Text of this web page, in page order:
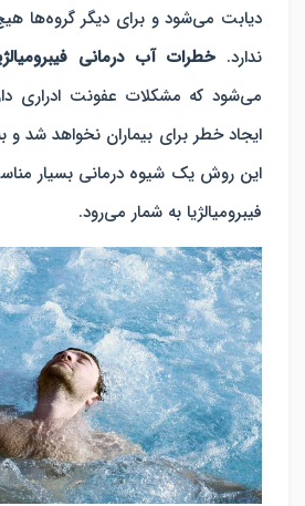
دیابت می‌شود و برای دیگر گروه‌ها
ندارد.خطرات آب درمانی
می‌شود که مشکلات عفونت ادراری
ایجاد خطر برای بیماران نخواهد شد
این روش یک شیوه درمانی بسیار
فیبرومیالژیا به شمار می‌رود.